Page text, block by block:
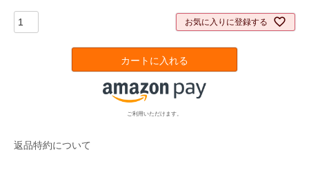
お気に入りに登録する
カートに入れる
ご利用いただけます。
返品特約について